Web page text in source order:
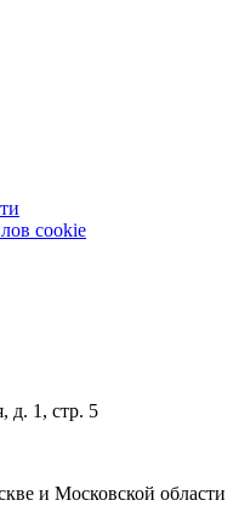
cookie
д. 1, стр. 5
и Московской области